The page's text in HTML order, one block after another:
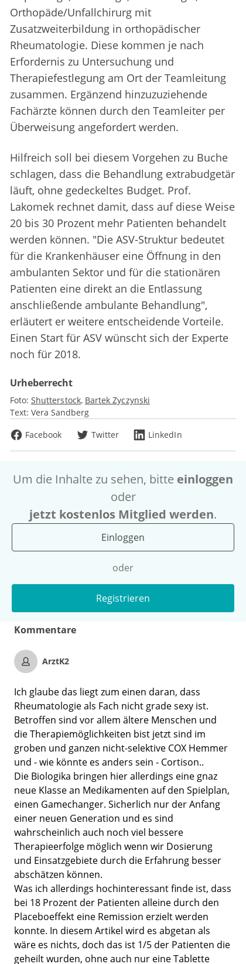
Orthopäde/Unfallchirurg mit
Zusatzweiterbildung in orthopädischer
Rheumatologie. Diese kommen je nach
Erfordernis zu Untersuchung und
Therapiefestlegung am Ort der Teamleitung
zusammen. Ergänzend hinzuzuziehende
Fachärzte können durch den Teamleiter per
Überweisung angefordert werden.
Hilfreich soll bei diesem Vorgehen zu Buche
schlagen, dass die Behandlung extrabudgetär
läuft, ohne gedeckeltes Budget. Prof.
Lakomek rechnet damit, dass auf diese Weise
20 bis 30 Prozent mehr Patienten behandelt
werden können. "Die ASV-Struktur bedeutet
für die Krankenhäuser eine Öffnung in den
ambulanten Sektor und für die stationären
Patienten eine direkt an die Entlassung
anschließende ambulante Behandlung",
erläutert er weitere entscheidende Vorteile.
Einen Start für ASV wünscht sich der Experte
noch für 2018.
Urheberrecht
Foto: Shutterstock Bartek Zyczynski
Text: Vera Sandberg
Facebook
Twitter LinkedIn
Um die Inhalte zu sehen, bitte einloggen
oder
jetzt kostenlos Mitglied werden.
Einloggen
oder
Registrieren
Kommentare
ArztK2
Ich glaube das liegt zum einen daran, dass
Rheumatologie als Fach nicht grade sexy ist.
Betroffen sind vor allem ältere Menschen und
die Therapiemöglichkeiten bist jetzt sind im
groben und ganzen nicht-selektive COX Hemmer
und - wie könnte es anders sein - Cortison..
Die Biologika bringen hier allerdings eine gnaz
neue Klasse an Medikamenten auf den Spielplan,
einen Gamechanger. Sicherlich nur der Anfang
einer neuen Generation und es sind
wahrscheinlich auch noch viel bessere
Therapieerfolge möglich wenn wir Dosierung
und Einsatzgebiete durch die Erfahrung besser
abschätzen können.
Was ich allerdings hochinteressant finde ist, dass
bei 18 Prozent der Patienten alleine durch den
Placeboeffekt eine Remission erzielt werden
konnte. In diesem Artikel wird es abgetan als
wäre es nichts, doch das ist 1/5 der Patienten die
geheilt wurden, ohne auch nur eine Tablette